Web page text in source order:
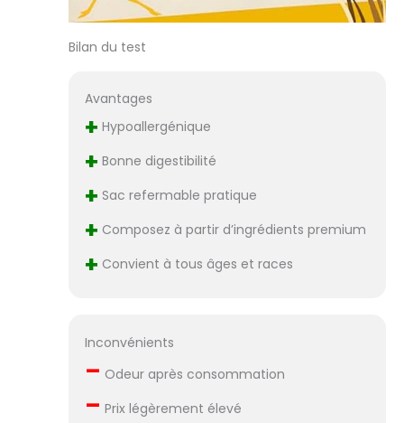
Bilan du test
Avantages
+ Hypoallergénique
+ Bonne digestibilité
+ Sac refermable pratique
+ Composez à partir d’ingrédients premium
+ Convient à tous âges et races
Inconvénients
– Odeur après consommation
– Prix légèrement élevé